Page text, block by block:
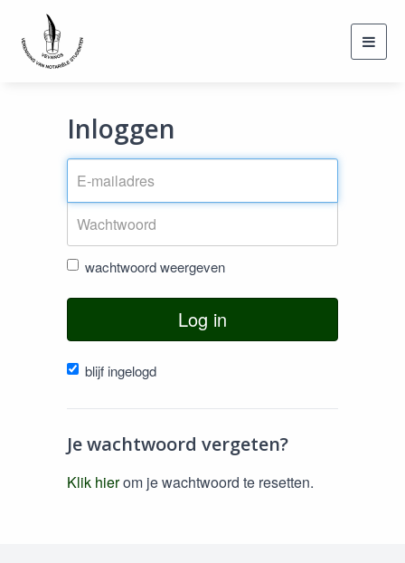
Inloggen
wachtwoord weergeven
Log in
blijf ingelogd
Je wachtwoord vergeten?
Klik hierom je wachtwoord te resetten.